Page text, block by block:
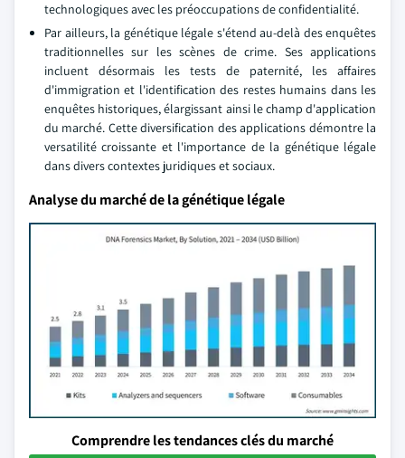
technologiques avec les préoccupations de confidentialité.
Par ailleurs, la génétique légale s'étend au-delà des enquêtes
traditionnelles sur les scènes de crime. Ses applications
incluent désormais les tests de paternité, les affaires
d'immigration et l'identification des restes humains dans les
enquêtes historiques, élargissant ainsi le champ d'application
du marché. Cette diversification des applications démontre la
versatilité croissante et l'importance de la génétique légale
dans divers contextes juridiques et sociaux.
Analyse du marché de la génétique légale
Comprendre les tendances clés du marché